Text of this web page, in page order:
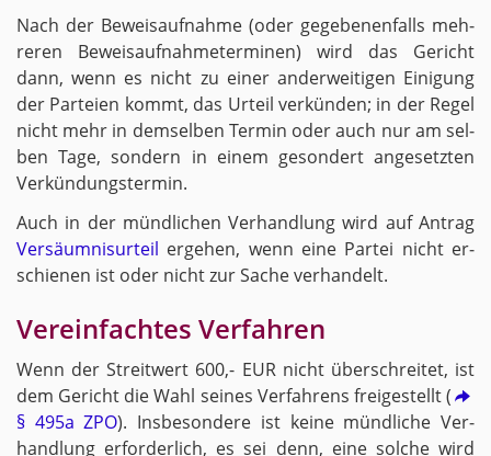
Nach der Be­weis­auf­nah­me (oder ge­ge­be­nen­falls meh­
re­ren Be­weis­auf­nah­me­ter­mi­nen) wird das Ge­richt
dann, wenn es nicht zu einer an­der­wei­ti­gen Ei­ni­gung
der Par­tei­en kommt, das Ur­teil ver­kün­den; in der Regel
nicht mehr in dem­sel­ben Ter­min oder auch nur am sel­
ben Tage, son­dern in einem ge­son­dert an­ge­setz­ten
Ver­kün­dungs­ter­min.
Auch in der münd­li­chen Ver­hand­lung wird auf An­trag
Ver­säum­nis­ur­teil er­ge­hen, wenn eine Par­tei nicht er­
schie­nen ist oder nicht zur Sache ver­han­delt.
Ver­ein­fach­tes Ver­fah­ren
Wenn der Streit­wert 600,- EUR nicht über­schrei­tet, ist
dem Ge­richt die Wahl sei­nes Ver­fah­rens frei­ge­stellt (
§ 495a ZPO). Ins­be­son­de­re ist keine münd­li­che Ver­
hand­lung er­for­der­lich, es sei denn, eine sol­che wird